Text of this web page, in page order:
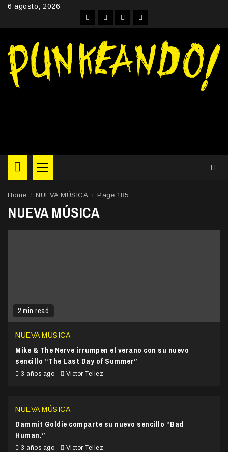
Skip6 agosto, 2026
FacebookInstagram
YouTubeTwitter
Primary
Menu
Home NUEVA MÚSICA Page 185
NUEVA MÚSICA
2 min read
NUEVA MÚSICA
Mike & The Nerve irrumpen el verano con su nuevo
sencillo “The Last Day of Summer”
3 años ago Victor Tellez
NUEVA MÚSICA
Dammit Goldie comparte su nuevo sencillo “Bad
Human.”
3 años ago Victor Tellez